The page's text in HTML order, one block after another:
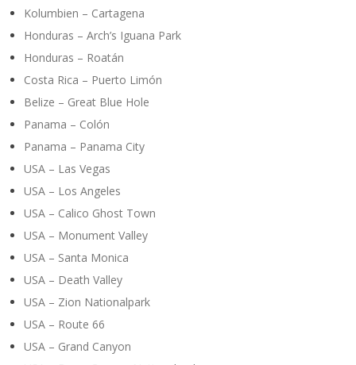
Kolumbien – Cartagena
Honduras – Arch’s Iguana Park
Honduras – Roatán
Costa Rica – Puerto Limón
Belize – Great Blue Hole
Panama – Colón
Panama – Panama City
USA – Las Vegas
USA – Los Angeles
USA – Calico Ghost Town
USA – Monument Valley
USA – Santa Monica
USA – Death Valley
USA – Zion Nationalpark
USA – Route 66
USA – Grand Canyon